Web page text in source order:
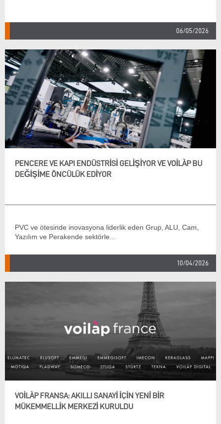
06/05/2026
PENCERE VE KAPI ENDÜSTRISI GELIŞIYOR VE VOILÀP BU
DEĞIŞIME ÖNCÜLÜK EDIYOR
PVC ve ötesinde inovasyona liderlik eden Grup, ALU, Cam,
Yazılım ve Perakende sektörle...
10/04/2026
VOILÀP FRANSA: AKILLI SANAYI IÇIN YENI BIR
MÜKEMMELLIK MERKEZI KURULDU